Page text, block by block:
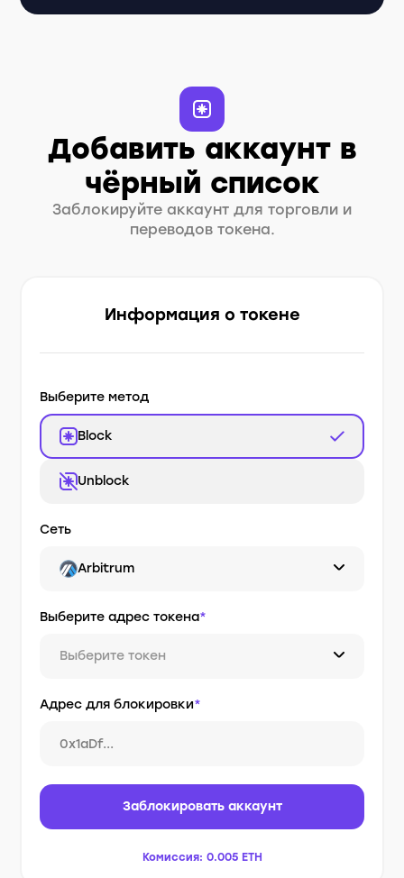
Добавить аккаунт в
чёрный список
Заблокируйте аккаунт для торговли и
переводов токена.
Информация о токене
Выберите метод
Block
Unblock
Сеть
Arbitrum
Выберите адрес токена*
Выберите токен
Адрес для блокировки*
Заблокировать аккаунт
Комиссия: 0.005 ETH